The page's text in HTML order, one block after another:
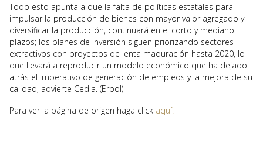
Todo esto apunta a que la falta de políticas estatales para
impulsar la producción de bienes con mayor valor agregado y
diversificar la producción, continuará en el corto y mediano
plazos; los planes de inversión siguen priorizando sectores
extractivos con proyectos de lenta maduración hasta 2020, lo
que llevará a reproducir un modelo económico que ha dejado
atrás el imperativo de generación de empleos y la mejora de su
calidad, advierte Cedla. (Erbol)
Para ver la página de origen haga click aquí.